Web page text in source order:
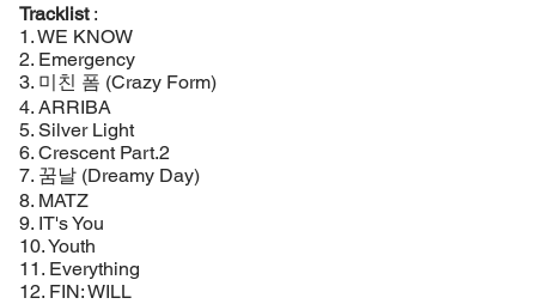
Tracklist:
1. WE KNOW
2. Emergency
3. 미친 폼 (Crazy Form)
4. ARRIBA
5. Silver Light
6. Crescent Part.2
7. 꿈날 (Dreamy Day)
8. MATZ
9. IT's You
10. Youth
11. Everything
12. FIN: WILL